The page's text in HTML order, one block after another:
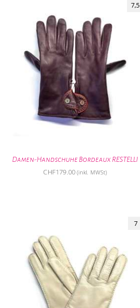
Damen-Handschuhe Bordeaux RESTELLI
7,5
CHF179.00 (inkl. MWSt)
7